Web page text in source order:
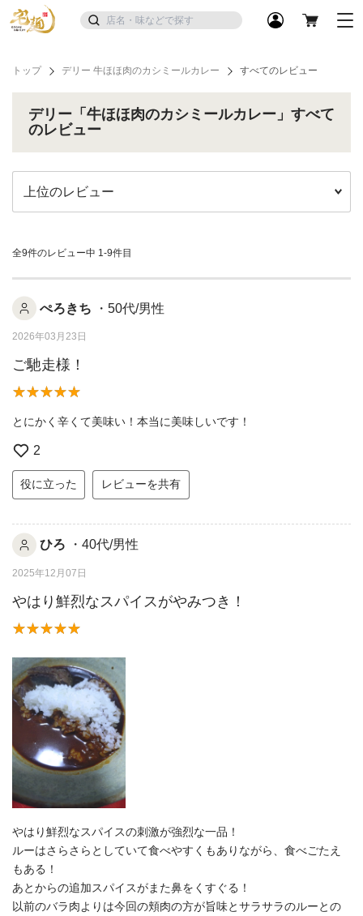
トップ デリー 牛ほほ肉のカシミールカレー すべてのレビュー
デリー「牛ほほ肉のカシミールカレー」すべて
のレビュー
全9件のレビュー中 1-9件目
ぺろきち ・50代/男性
2026年03月23日
ご馳走様！
とにかく辛くて美味い！本当に美味しいです！
2
役に立った レビューを共有
ひろ ・40代/男性
2025年12月07日
やはり鮮烈なスパイスがやみつき！
やはり鮮烈なスパイスの刺激が強烈な一品！
ルーはさらさらとしていて食べやすくもありながら、食べごたえ
もある！
あとからの追加スパイスがまた鼻をくすぐる！
以前のバラ肉よりは今回の頬肉の方が旨味とサラサラのルーとの